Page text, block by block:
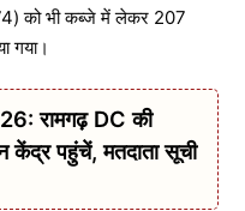
को भी कब्जे में लेकर 207
गया।
रामगढ़ DC की
पहुंचें, मतदाता सूची